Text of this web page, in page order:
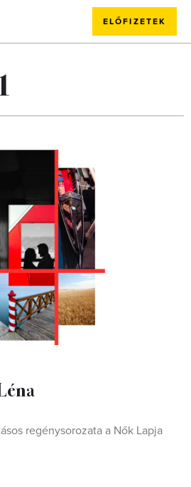
ELŐFIZETEK
regénysorozata a Nők Lapja